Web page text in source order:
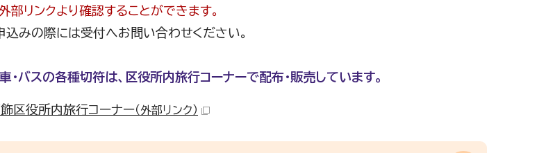
リンクより確認することができます。
込みの際には受付へお問い合わせください。
・バスの各種切符は、区役所内旅行コーナーで配布・販売しています。
区役所内旅行コーナー（外部リンク）